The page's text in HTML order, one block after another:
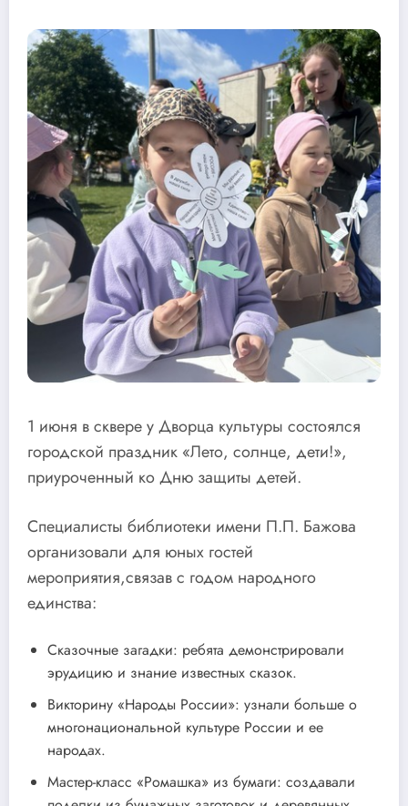
1 июня в сквере у Дворца культуры состоялся
городской праздник «Лето, солнце, дети!»,
приуроченный ко Дню защиты детей.
Специалисты библиотеки имени П.П. Бажова
организовали для юных гостей
мероприятия,связав с годом народного
единства:
Сказочные загадки: ребята демонстрировали
эрудицию и знание известных сказок.
Викторину «Народы России»: узнали больше о
многонациональной культуре России и ее
народах.
Мастер-класс «Ромашка» из бумаги: создавали